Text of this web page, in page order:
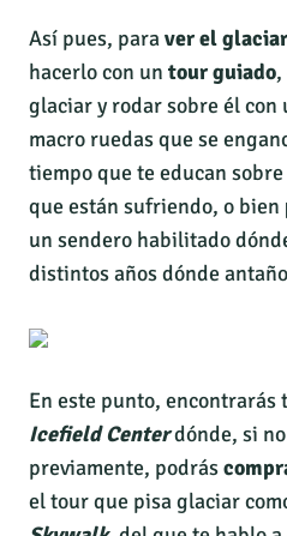
Así pues, paraver el glaciar
hacerlo con un tour guiado
glaciar y rodar sobre él con
macro ruedas que se
tiempo que te educan
que están sufriendo, o bien
un sendero habilitado
distintos años dónde
En este punto, encontrarás
Icefield Centerdónde, si
previamente, podrás
el tour que pisa glaciar